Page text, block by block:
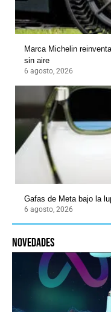
Marca Michelin
sin aire
6 agosto, 2026
Gafas de Meta bajo la
6 agosto, 2026
novedades